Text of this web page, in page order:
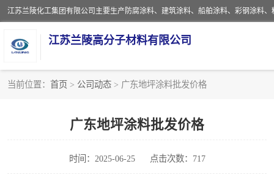
江苏兰陵高分子材料有限公司
当前位置： 首页 > 公司动态 > 广东地坪涂料批发价格
广东地坪涂料批发价格
时间：2025-06-25 点击次数：717